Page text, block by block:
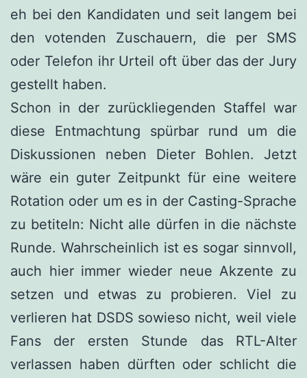
eh bei den Kandidaten und seit langem bei
den votenden Zuschauern, die per SMS
oder Telefon ihr Urteil oft über das der Jury
gestellt haben.
Schon in der zurückliegenden Staffel war
diese Entmachtung spürbar rund um die
Diskussionen neben Dieter Bohlen. Jetzt
wäre ein guter Zeitpunkt für eine weitere
Rotation oder um es in der Casting-Sprache
zu betiteln: Nicht alle dürfen in die nächste
Runde. Wahrscheinlich ist es sogar sinnvoll,
auch hier immer wieder neue Akzente zu
setzen und etwas zu probieren. Viel zu
verlieren hat DSDS sowieso nicht, weil viele
Fans der ersten Stunde das RTL-Alter
verlassen haben dürften oder schlicht die